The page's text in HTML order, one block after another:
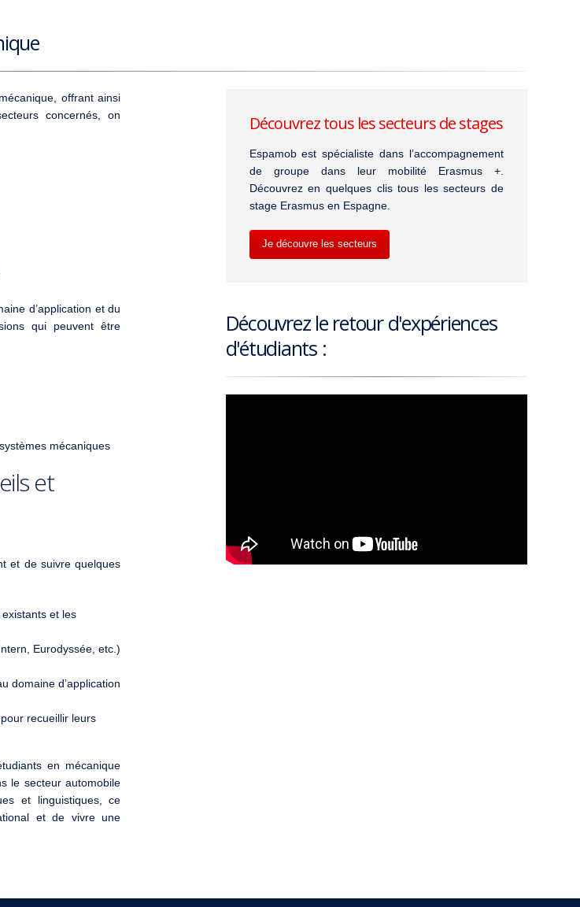
offrant ainsi
concernés, on
d’application et du
qui peuvent être
mécaniques
et
et de suivre quelques
et les
Eurodyssée, etc.)
domaine d’application
recueillir leurs
en mécanique
le secteur automobile
et linguistiques, ce
et de vivre une
Découvrez tous les secteurs de stages
Espamob est spécialiste dans l’accompagnement
de groupe dans leur mobilité Erasmus +.
Découvrez en quelques clis tous les secteurs de
stage Erasmus en Espagne.
Je découvre les secteurs
Découvrez le retour d'expériences
d'étudiants :